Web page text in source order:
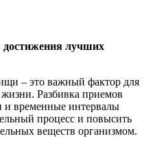
лучших
– это важный фактор для
Разбивка приемов
временные интервалы
процесс и повысить
веществ организмом.